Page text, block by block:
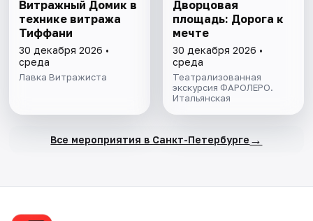
Витражный Домик в
технике витража
Тиффани
30 декабря 2026 •
среда
Лавка Витражиста
Дворцовая
площадь: Дорога к
мечте
30 декабря 2026 •
среда
Театрализованная
экскурсия ФАРОЛЕРО.
Итальянская
Все мероприятия в Санкт-Петербурге →